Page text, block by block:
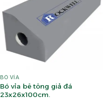
BÓ VỈA
Bó vỉa bê tông giả đá
23x26x100cm.